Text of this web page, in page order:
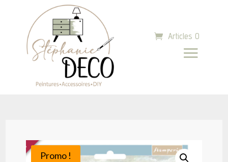
Articles 0
Promo !